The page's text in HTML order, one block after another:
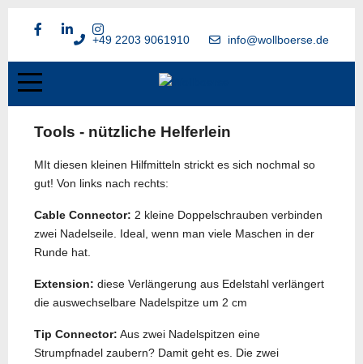
+49 2203 9061910 info@wollboerse.de
Tools - nützliche Helferlein
MIt diesen kleinen Hilfmitteln strickt es sich nochmal so
gut! Von links nach rechts:
Cable Connector: 2 kleine Doppelschrauben verbinden
zwei Nadelseile. Ideal, wenn man viele Maschen in der
Runde hat.
Extension: diese Verlängerung aus Edelstahl verlängert
die auswechselbare Nadelspitze um 2 cm
Tip Connector: Aus zwei Nadelspitzen eine
Strumpfnadel zaubern? Damit geht es. Die zwei